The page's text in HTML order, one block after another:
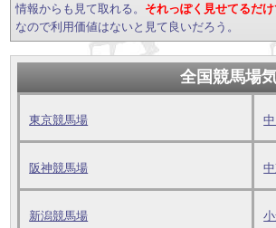
情報からも見て取れる。 それっぽく見せてるだ
なので利用価値はないと見て良いだろう。
全国競馬場
東京競馬場
阪神競馬場
新潟競馬場